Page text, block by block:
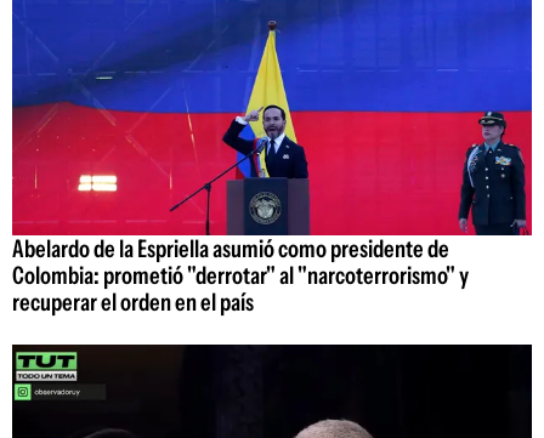
Abelardo de la Espriella asumió como presidente de
Colombia: prometió "derrotar" al "narcoterrorismo" y
recuperar el orden en el país